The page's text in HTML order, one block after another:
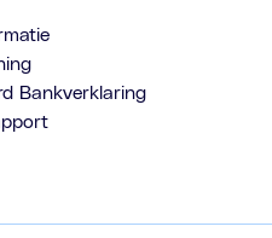
Bankverklaring